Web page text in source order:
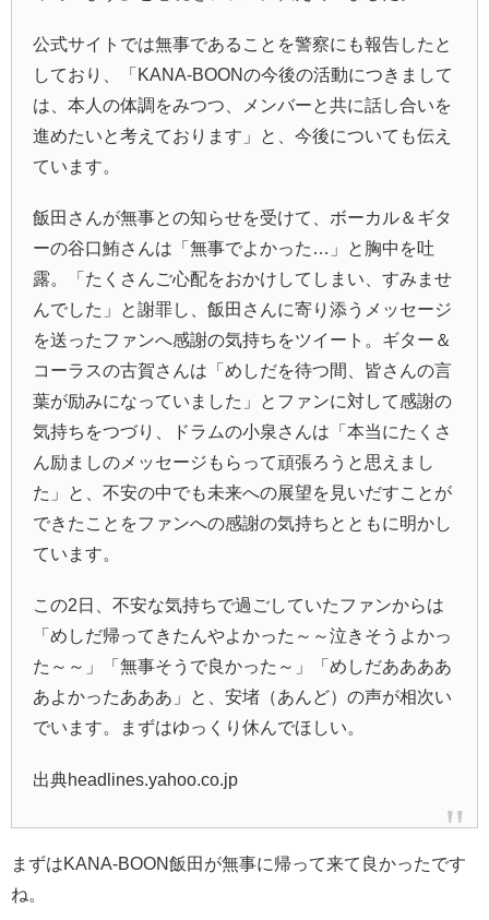
公式サイトでは無事であることを警察にも報告したと
しており、「KANA-BOONの今後の活動につきまして
は、本人の体調をみつつ、メンバーと共に話し合いを
進めたいと考えております」と、今後についても伝え
ています。
飯田さんが無事との知らせを受けて、ボーカル＆ギタ
ーの谷口鮪さんは「無事でよかった…」と胸中を吐
露。「たくさんご心配をおかけしてしまい、すみませ
んでした」と謝罪し、飯田さんに寄り添うメッセージ
を送ったファンへ感謝の気持ちをツイート。ギター＆
コーラスの古賀さんは「めしだを待つ間、皆さんの言
葉が励みになっていました」とファンに対して感謝の
気持ちをつづり、ドラムの小泉さんは「本当にたくさ
ん励ましのメッセージもらって頑張ろうと思えまし
た」と、不安の中でも未来への展望を見いだすことが
できたことをファンへの感謝の気持ちとともに明かし
ています。
この2日、不安な気持ちで過ごしていたファンからは
「めしだ帰ってきたんやよかった～～泣きそうよかっ
た～～」「無事そうで良かった～」「めしだああああ
あよかったあああ」と、安堵（あんど）の声が相次い
でいます。まずはゆっくり休んでほしい。
出典headlines.yahoo.co.jp
まずはKANA-BOON飯田が無事に帰って来て良かったです
ね。